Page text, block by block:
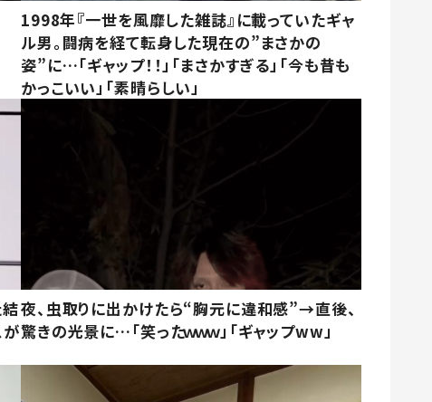
1998年『一世を風靡した雑誌』に載っていたギャ
ル男。闘病を経て転身した現在の”まさかの
姿”に…「ギャップ！！」「まさかすぎる」「今も昔も
かっこいい」「素晴らしい」
夜、虫取りに出かけたら“胸元に違和感”→直後、
驚きの光景に…「笑ったｗｗｗ」「ギャップww」